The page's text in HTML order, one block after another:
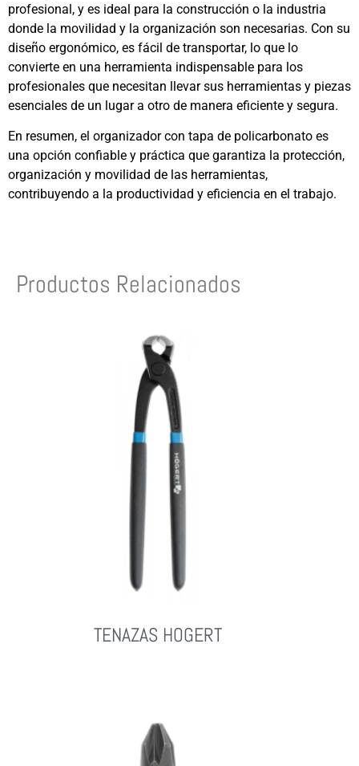
profesional, y es ideal para la construcción o la industria
donde la movilidad y la organización son necesarias. Con su
diseño ergonómico, es fácil de transportar, lo que lo
convierte en una herramienta indispensable para los
profesionales que necesitan llevar sus herramientas y piezas
esenciales de un lugar a otro de manera eficiente y segura.
En resumen, el organizador con tapa de policarbonato es
una opción confiable y práctica que garantiza la protección,
organización y movilidad de las herramientas,
contribuyendo a la productividad y eficiencia en el trabajo.
Productos Relacionados
TENAZAS HOGERT